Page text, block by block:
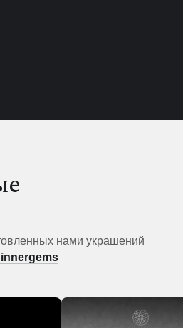
нами украшений